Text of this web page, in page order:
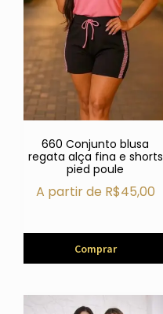
660 Conjunto blusa
regata alça fina e shorts
pied poule
A partir de R$45,00
Comprar